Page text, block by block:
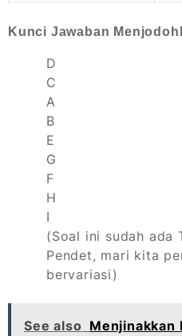
Kunci Jawaban
D
C
A
B
E
G
F
H
I
(Soal ini sudah ada
Pendet, mari kita
bervariasi)
See also Menjinakkan